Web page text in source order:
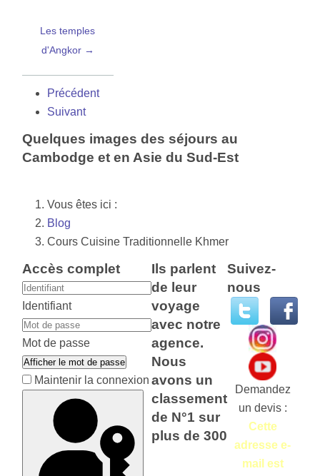
Les temples
d'Angkor →
Précédent
Suivant
Quelques images des séjours au
Cambodge et en Asie du Sud-Est
Vous êtes ici :
Blog
Cours Cuisine Traditionnelle Khmer
Accès complet
Identifiant
Mot de passe
Afficher le mot de passe
Maintenir la connexion
Ils parlent
de leur
voyage
avec notre
agence.
Nous
avons un
classement
de N°1 sur
plus de 300
Suivez-
nous
Demandez
un devis :
Cette
adresse e-
mail est